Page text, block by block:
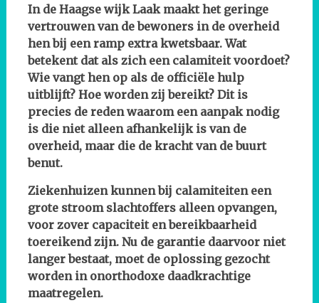
In de Haagse wijk Laak maakt het geringe
vertrouwen van de bewoners in de overheid
hen bij een ramp extra kwetsbaar. Wat
betekent dat als zich een calamiteit voordoet?
Wie vangt hen op als de officiële hulp
uitblijft? Hoe worden zij bereikt? Dit is
precies de reden waarom een aanpak nodig
is die niet alleen afhankelijk is van de
overheid, maar die de kracht van de buurt
benut.
Ziekenhuizen kunnen bij calamiteiten een
grote stroom slachtoffers alleen opvangen,
voor zover capaciteit en bereikbaarheid
toereikend zijn. Nu de garantie daarvoor niet
langer bestaat, moet de oplossing gezocht
worden in onorthodoxe daadkrachtige
maatregelen.